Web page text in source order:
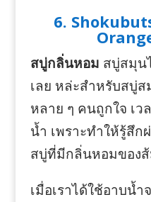
6.
สบู่กลิ่นหอม สบู่สมุน
เลย หล่ะสำหรับสบู่
หลาย ๆ คนถูกใจ เ
น้ำ เพราะทำให้รู้สึก
สบู่ที่มีกลิ่นหอมของ
เมื่อเราได้ใช้อาบน้ำ